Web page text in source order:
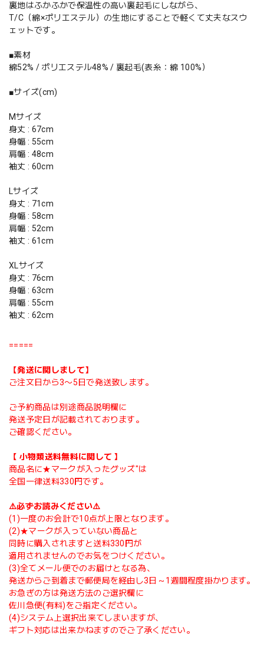
裏地はふかふかで保温性の高い裏起毛にしながら、
T/C（綿×ポリエステル）の生地にすることで軽くて丈夫なスウ
ェットです。
■素材
綿52% / ポリエステル48% / 裏起毛(表糸：綿 100%）
■サイズ(cm)
Mサイズ
身丈 : 67cm
身幅 : 55cm
肩幅 : 48cm
袖丈 : 60cm
Lサイズ
身丈 : 71cm
身幅 : 58cm
肩幅 : 52cm
袖丈 : 61cm
XLサイズ
身丈 : 76cm
身幅 : 63cm
肩幅 : 55cm
袖丈 : 62cm
=====
【発送に関しまして】
ご注文日から3〜5日で発送致します。
ご予約商品は別途商品説明欄に
発送予定日が記載されております。
ご確認ください。
【 小物類送料無料に関して 】
商品名に★マークが入ったグッズ"は
全国一律送料330円です。
⚠️必ずお読みください⚠️
(1)一度のお会計で10点が上限となります。
(2)★マークが入っていない商品と
同時に購入されますと送料330円が
適用されませんのでお気をつけください。
(3)全てメール便でのお届けとなる為、
発送からご到着まで郵便局を経由し3日～1週間程度掛かります。
お急ぎの方は発送方法のご選択欄に
佐川急便(有料)をご指定ください。
(4)システム上選択出来てしまいますが、
ギフト対応は出来かねますのでご了承ください。